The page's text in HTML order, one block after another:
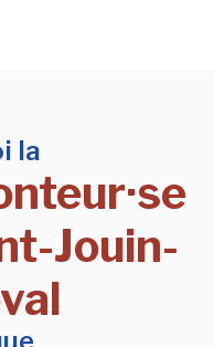
la
Jouin-